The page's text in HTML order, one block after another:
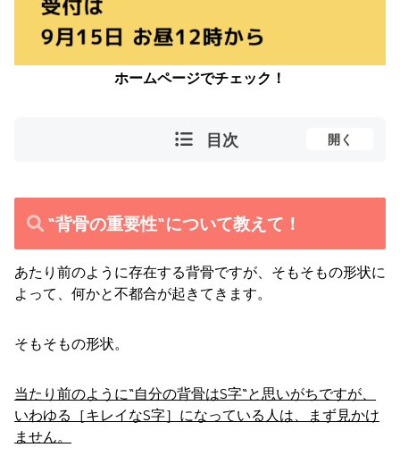
ホームページでチェック！
目次 開く
“背骨の重要性“について教えて！
あたり前のように存在する背骨ですが、そもそもの形状に
よって、何かと不都合が起きてきます。
そもそもの形状。
当たり前のように“自分の背骨はS字“と思いがちですが、
いわゆる［キレイなS字］になっている人は、まず見かけ
ません。